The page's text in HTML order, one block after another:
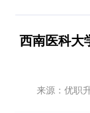
西南医科大
来源：优职